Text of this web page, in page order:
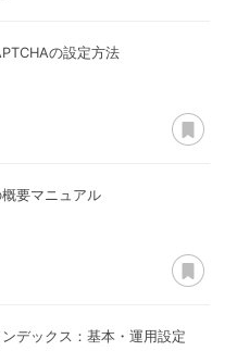
の設定方法
要マニュアル
デックス：基本・運用設定